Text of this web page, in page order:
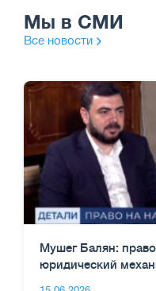
Мы в СМИ
Все новости
Мушег Балян:
юридический